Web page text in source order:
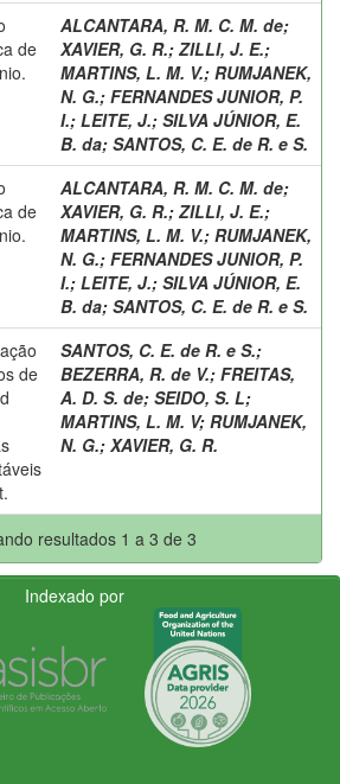
de
ALCANTARA, R. M. C. M. de;
XAVIER, G. R.; ZILLI, J. E.;
MARTINS, L. M. V.; RUMJANEK,
N. G.; FERNANDES JUNIOR, P.
I.; LEITE, J.; SILVA JÚNIOR, E.
B. da; SANTOS, C. E. de R. e S.
de
ALCANTARA, R. M. C. M. de;
XAVIER, G. R.; ZILLI, J. E.;
MARTINS, L. M. V.; RUMJANEK,
N. G.; FERNANDES JUNIOR, P.
I.; LEITE, J.; SILVA JÚNIOR, E.
B. da; SANTOS, C. E. de R. e S.
de
SANTOS, C. E. de R. e S.;
BEZERRA, R. de V.; FREITAS,
A. D. S. de; SEIDO, S. L;
MARTINS, L. M. V; RUMJANEK,
N. G.; XAVIER, G. R.
resultados 1 a 3 de 3
Indexado por